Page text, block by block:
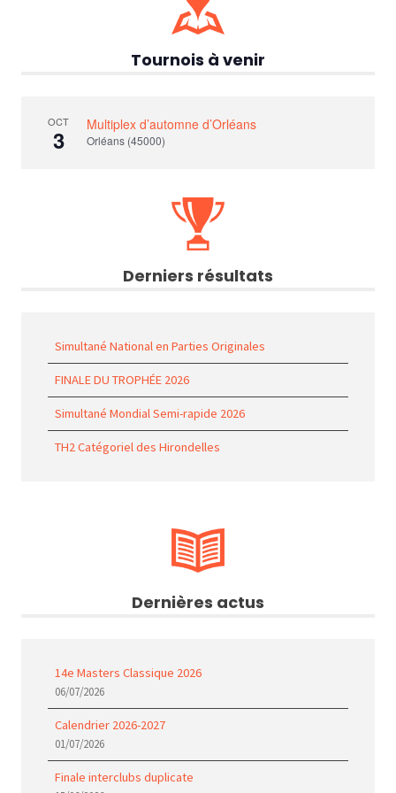
Tournois à venir
OCT
3
Multiplex d’automne d’Orléans
Orléans (45000)
Derniers résultats
Simultané National en Parties Originales
FINALE DU TROPHÉE 2026
Simultané Mondial Semi-rapide 2026
TH2 Catégoriel des Hirondelles
Dernières actus
14e Masters Classique 2026
06/07/2026
Calendrier 2026-2027
01/07/2026
Finale interclubs duplicate